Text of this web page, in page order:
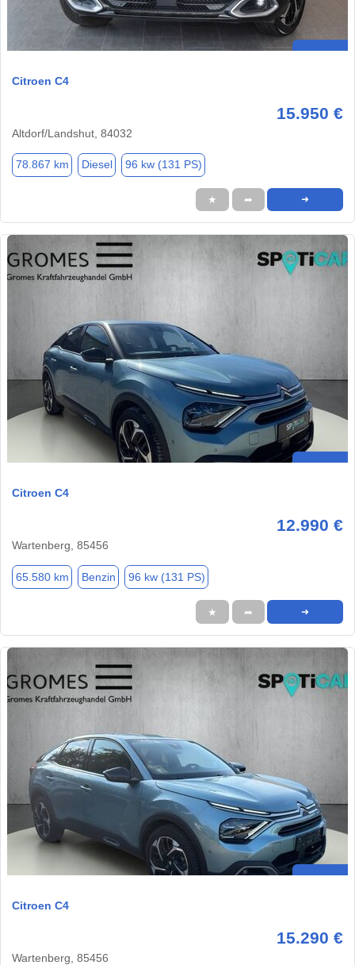
Citroen C4
15.950 €
Altdorf/Landshut, 84032
78.867 km Diesel 96 kw (131 PS)
★ ➦ ➜
Citroen C4
12.990 €
Wartenberg, 85456
65.580 km Benzin 96 kw (131 PS)
★ ➦ ➜
Citroen C4
15.290 €
Wartenberg, 85456